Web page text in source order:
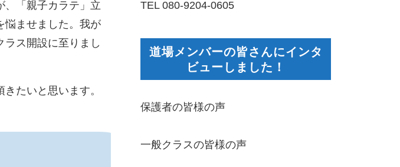
、「親子カラテ」立
悩ませました。我が
ス開設に至りまし
きたいと 思います。
TEL 080-9204-0605
道場メンバーの皆さんにインタ
ビューしました！
保護者の皆様の声
一般クラスの皆様の声